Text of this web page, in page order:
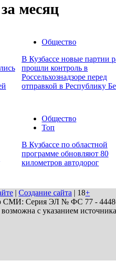
месяц
Общество
В Кузбассе новые партии
прошли контроль в
Россельхознадзоре перед
отправкой в Республику
Общество
Топ
В Кузбассе по областной
программе обновляют 80
километров автодорог
| Создание сайта | 18+
СМИ: Серия ЭЛ № ФС 77 - 44486
с указанием